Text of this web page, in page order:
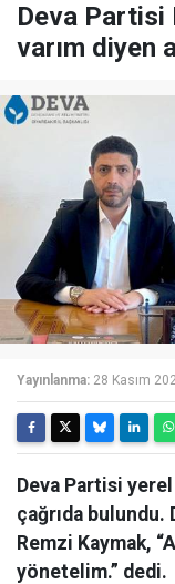
Deva Partisi
varım diyen
Yayınlanma: 28 Kasım
Deva Partisi
çağrıda bulundu.
Remzi Kaymak,
yönetelim.” dedi.